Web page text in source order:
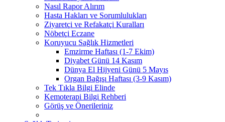
Nasıl Rapor Alırım
Hasta Hakları ve Sorumlulukları
Ziyaretçi ve Refakatçi Kuralları
Nöbetçi Eczane
Koruyucu Sağlık Hizmetleri
Emzirme Haftası (1-7 Ekim)
Diyabet Günü 14 Kasım
Dünya El Hijyeni Günü 5 Mayıs
Organ Bağışı Haftası (3-9 Kasım)
Tek Tıkla Bilgi Elinde
Kemoterapi Bilgi Rehberi
Görüş ve Önerileriniz